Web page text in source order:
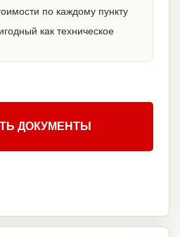
по каждому пункту
как техническое
ДОКУМЕНТЫ